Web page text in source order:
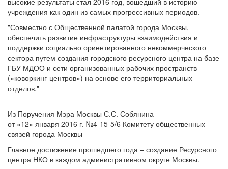
учреждения как один из самых прогрессивных периодов.
"Совместно с Общественной палатой города Москвы,
обеспечить развитие инфраструктуры взаимодействия и
поддержки социально ориентированного некоммерческого
сектора путем создания городского ресурсного центра на базе
ГБУ МДОО и сети организованных рабочих пространств
(«коворкинг-центров») на основе его территориальных
отделов."
Из Поручения Мэра Москвы С.С. Собянина
от «12» января 2016 г. №4-15-5/6 Комитету общественных
связей города Москвы
Главное достижение прошедшего года – создание Ресурсного
центра НКО в каждом административном округе Москвы.